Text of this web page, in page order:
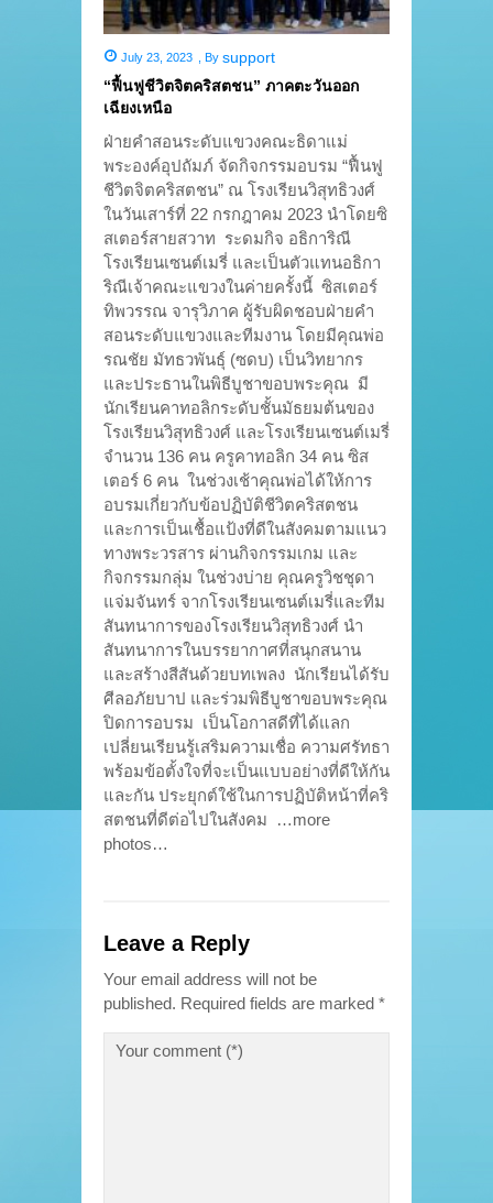
July 23, 2023 By support
“ฟื้นฟูชีวิตจิตคริสตชน” ภาคตะวันออก
เฉียงเหนือ
ฝ่ายคำสอนระดับแขวงคณะธิดาแม่
พระองค์อุปถัมภ์ จัดกิจกรรมอบรม “ฟื้นฟู
ชีวิตจิตคริสตชน” ณ โรงเรียนวิสุทธิวงศ์
ในวันเสาร์ที่ 22 กรกฎาคม 2023 นำโดยซิ
สเตอร์สายสวาท ระดมกิจ อธิการิณี
โรงเรียนเซนต์เมรี่ และเป็นตัวแทนอธิกา
ริณีเจ้าคณะแขวงในค่ายครั้งนี้ ซิสเตอร์
ทิพวรรณ จารุวิภาค ผู้รับผิดชอบฝ่ายคำ
สอนระดับแขวงและทีมงาน โดยมีคุณพ่อ
รณชัย มัทธวพันธุ์ (ซดบ) เป็นวิทยากร
และประธานในพิธีบูชาขอบพระคุณ มี
นักเรียนคาทอลิกระดับชั้นมัธยมต้นของ
โรงเรียนวิสุทธิวงศ์ และโรงเรียนเซนต์เมรี่
จำนวน 136 คน ครูคาทอลิก 34 คน ซิส
เตอร์ 6 คน ในช่วงเช้าคุณพ่อได้ให้การ
อบรมเกี่ยวกับข้อปฏิบัติชีวิตคริสตชน
และการเป็นเชื้อแป้งที่ดีในสังคมตามแนว
ทางพระวรสาร ผ่านกิจกรรมเกม และ
กิจกรรมกลุ่ม ในช่วงบ่าย คุณครูวิชชุดา
แจ่มจันทร์ จากโรงเรียนเซนต์เมรี่และทีม
สันทนาการของโรงเรียนวิสุทธิวงศ์ นำ
สันทนาการในบรรยากาศที่สนุกสนาน
และสร้างสีสันด้วยบทเพลง นักเรียนได้รับ
ศีลอภัยบาป และร่วมพิธีบูชาขอบพระคุณ
ปิดการอบรม เป็นโอกาสดีที่ได้แลก
เปลี่ยนเรียนรู้เสริมความเชื่อ ความศรัทธา
พร้อมข้อตั้งใจที่จะเป็นแบบอย่างที่ดีให้กัน
และกัน ประยุกต์ใช้ในการปฏิบัติหน้าที่คริ
สตชนที่ดีต่อไปในสังคม …more
photos…
Leave a Reply
Your email address will not be
published. Required fields are marked *